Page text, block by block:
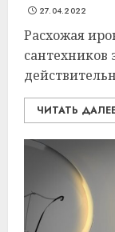
27.04.2022
Расхожая
сантехников
ЧИТАТЬ